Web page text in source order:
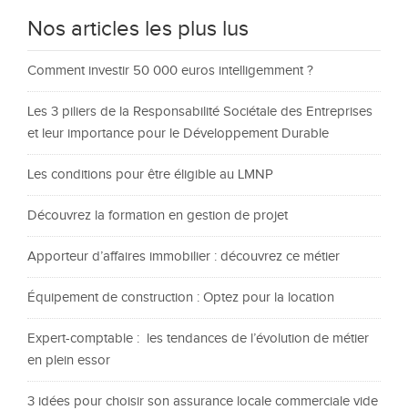
Nos articles les plus lus
Comment investir 50 000 euros intelligemment ?
Les 3 piliers de la Responsabilité Sociétale des Entreprises
et leur importance pour le Développement Durable
Les conditions pour être éligible au LMNP
Découvrez la formation en gestion de projet
Apporteur d’affaires immobilier : découvrez ce métier
Équipement de construction : Optez pour la location
Expert-comptable : les tendances de l’évolution de métier
en plein essor
3 idées pour choisir son assurance locale commerciale vide